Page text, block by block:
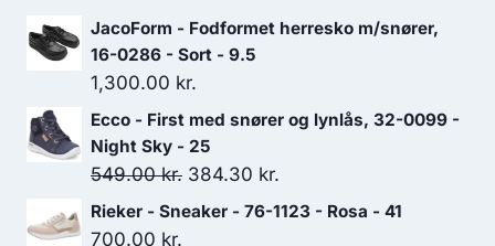
349.00 kr..244.30 kr..
JacoForm - Fodformet herresko m/snører,
16-0286 - Sort - 9.5
1,300.00 kr.
Ecco - First med snører og lynlås, 32-0099 -
Night Sky - 25
549.00kr. Den
oprindelige
384.30 kr.
aktuelle
Rieker - Sneaker - 76-1123 - Rosa - 41
700.00 kr.